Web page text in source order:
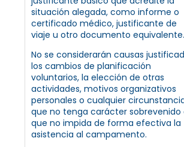
situación alegada, como informe o
certificado médico, justificante de
viaje u otro documento equivalente.
No se considerarán causas
los cambios de planificación
voluntarios, la elección de otras
actividades, motivos organizativos
personales o cualquier
que no tenga carácter sobrevenido
que no impida de forma efectiva la
asistencia al campamento.